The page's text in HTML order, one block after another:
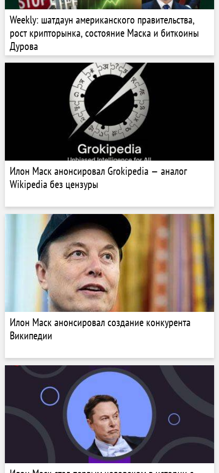
Weekly: шатдаун американского правительства,
рост крипторынка, состояние Маска и биткоины
Дурова
Илон Маск анонсировал Grokipedia — аналог
Wikipedia без цензуры
Илон Маск анонсировал создание конкурента
Википедии